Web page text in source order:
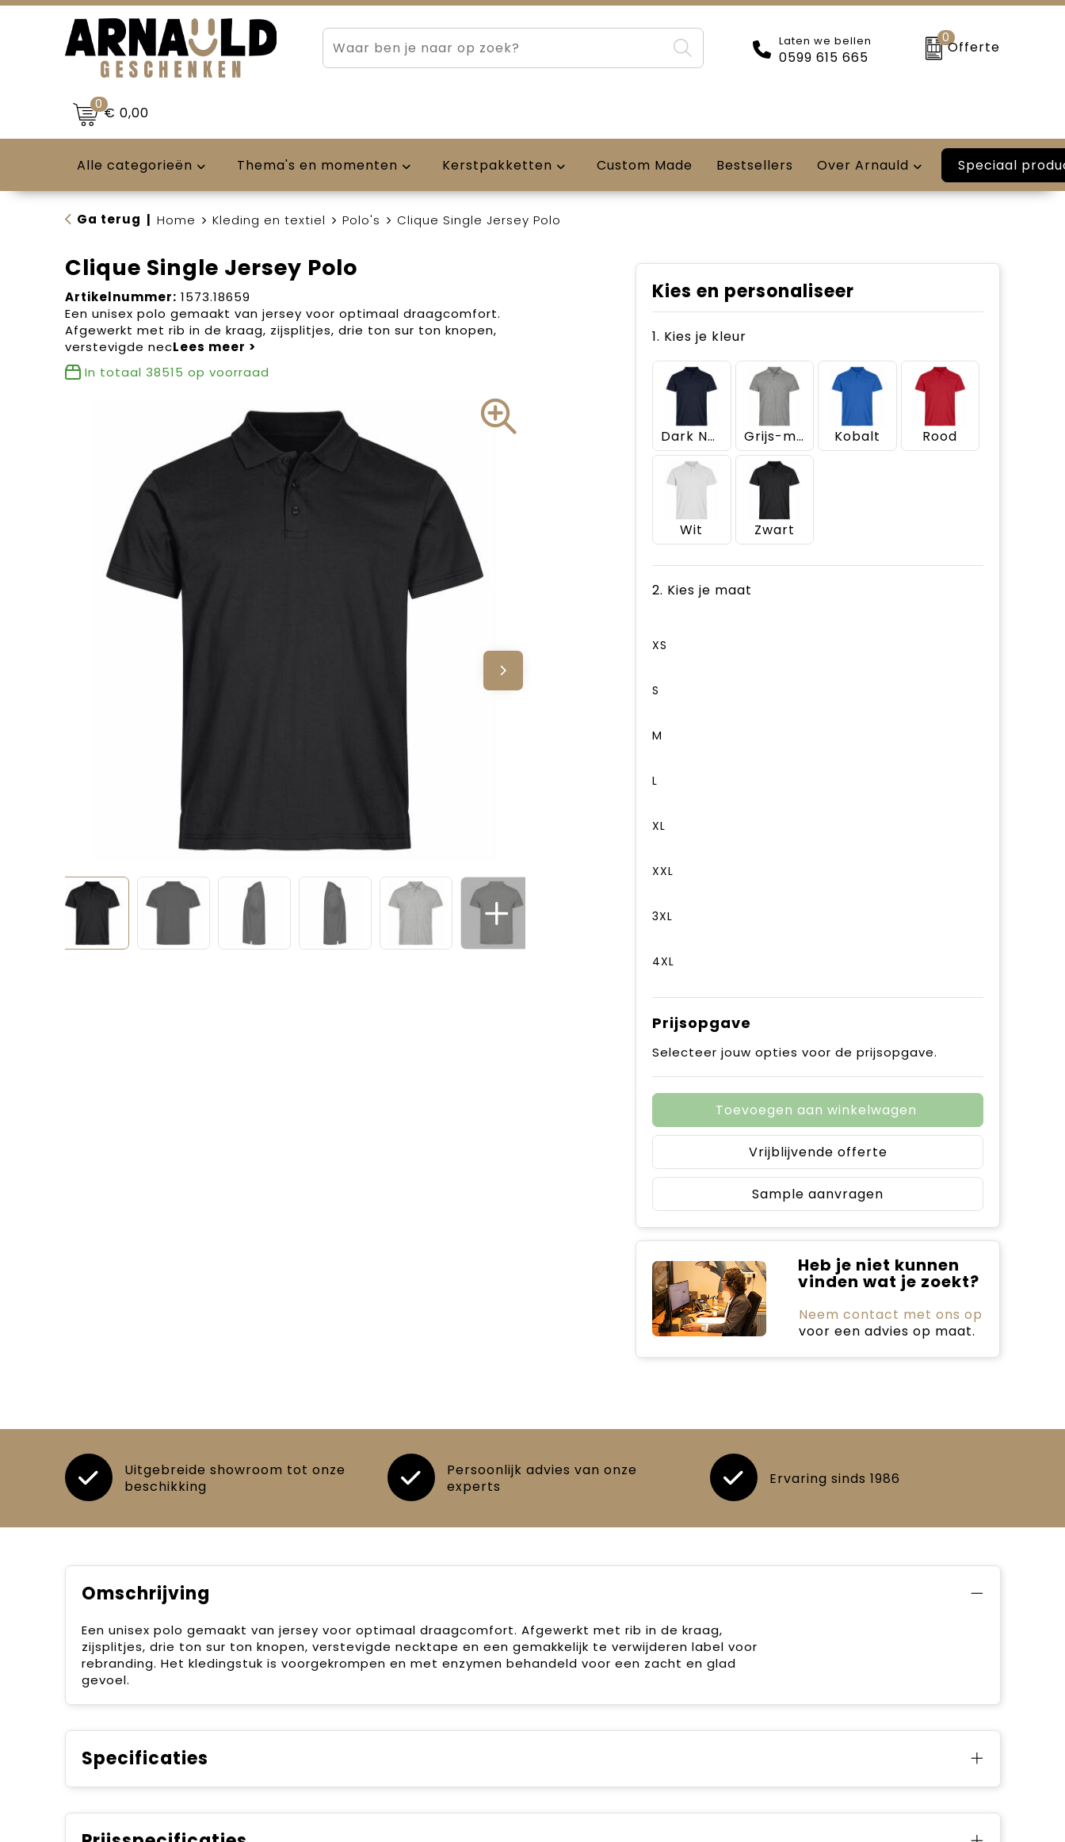
Laten we bellen
0599 615 665
0
Offerte
0€ 0,00
Alle categorieën Thema's en momenten Kerstpakketten Custom Made Bestsellers Over Arnauld Speciaal
Ga terug Home Kleding en textiel Polo's Clique Single Jersey Polo
Clique Single Jersey Polo
Artikelnummer: 1573.18659
Een unisex polo gemaakt van jersey voor optimaal draagcomfort.
Afgewerkt met rib in de kraag, zijsplitjes, drie ton sur ton knopen,
verstevigde nec
In totaal 38515 op voorraad
Kies en personaliseer
1. Kies je kleur
Dark Navy Grijs-melange Kobalt Rood
Wit Zwart
2. Kies je maat
XS
S
M
L
XL
XXL
3XL
4XL
Prijsopgave
Selecteer jouw opties voor de prijsopgave.
Toevoegen aan winkelwagen
Vrijblijvende offerte
Sample aanvragen
Heb je niet kunnen
vinden wat je zoekt?
Neem contact met ons op
voor een advies op maat.
Uitgebreide showroom tot onze
beschikking
Persoonlijk advies van onze
experts
Ervaring sinds 1986
Omschrijving
Een unisex polo gemaakt van jersey voor optimaal draagcomfort. Afgewerkt met rib in de kraag,
zijsplitjes, drie ton sur ton knopen, verstevigde necktape en een gemakkelijk te verwijderen label voor
rebranding. Het kledingstuk is voorgekrompen en met enzymen behandeld voor een zacht en glad
gevoel.
Specificaties